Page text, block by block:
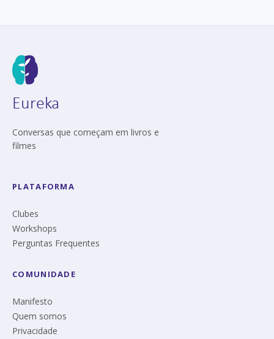
Eureka
Conversas que começam em livros e
filmes
PLATAFORMA
Clubes
Workshops
Perguntas Frequentes
COMUNIDADE
Manifesto
Quem somos
Privacidade